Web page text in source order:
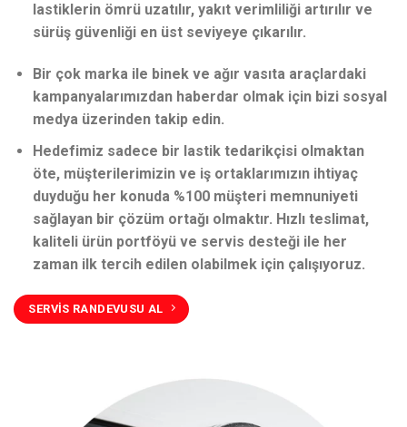
lastiklerin ömrü uzatılır, yakıt verimliliği artırılır ve
sürüş güvenliği en üst seviyeye çıkarılır.
Bir çok marka ile binek ve ağır vasıta araçlardaki
kampanyalarımızdan haberdar olmak için bizi sosyal
medya üzerinden takip edin.
Hedefimiz sadece bir lastik tedarikçisi olmaktan
öte, müşterilerimizin ve iş ortaklarımızın ihtiyaç
duyduğu her konuda %100 müşteri memnuniyeti
sağlayan bir çözüm ortağı olmaktır. Hızlı teslimat,
kaliteli ürün portföyü ve servis desteği ile her
zaman ilk tercih edilen olabilmek için çalışıyoruz.
SERVİS RANDEVUSU AL